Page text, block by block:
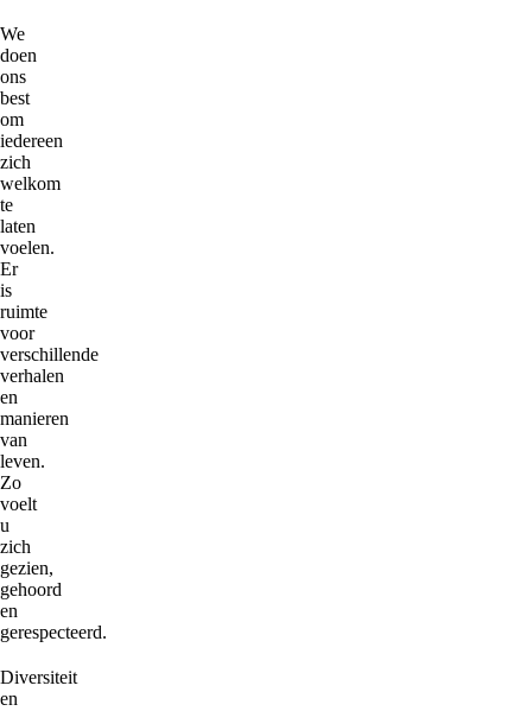
We
doen
ons
best
om
iedereen
zich
welkom
te
laten
voelen.
Er
is
ruimte
voor
verschillende
verhalen
en
manieren
van
leven.
Zo
voelt
u
zich
gezien,
gehoord
en
gerespecteerd.
Diversiteit
en